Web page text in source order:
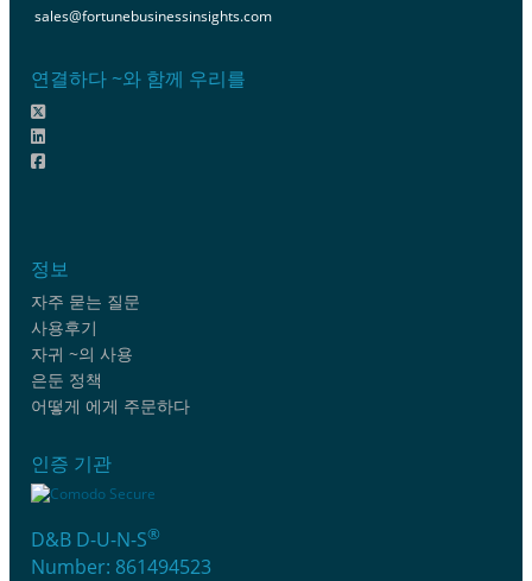
sales@fortunebusinessinsights.com
연결하다 ~와 함께 우리를
정보
자주 묻는 질문
사용후기
자귀 ~의 사용
은둔 정책
어떻게 에게 주문하다
인증 기관
D&B D-U-N-S®
Number: 861494523